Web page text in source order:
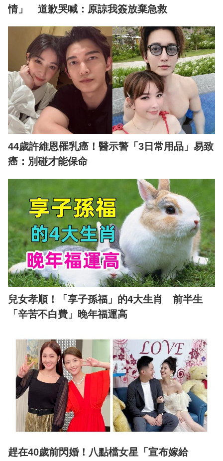
情」 道歉哭喊：原諒我簽放棄急救
44歲許維恩罹乳癌！醫示警「3日常用品」易致
癌：別碰才能保命
兒女孝順！「享子孫福」的4大生肖 前半生
「辛苦不白費」晚年福運高
趕在40歲前閃婚！八點檔女星「宣布嫁給